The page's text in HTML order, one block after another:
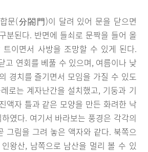
문(分閤門)이 달려 있어 문을 닫으면
분된다. 반면에 들쇠로 문짝을 들어 올
이면서 사방을 조망할 수 있게 된다.
고 연회를 베풀 수 있으며, 여름이나 낮
경치를 즐기면서 모임을 가질 수 있도
로는 계자난간을 설치했고, 기둥과 기
액자 틀과 같은 모양을 만든 화려한 낙
였다. 여기서 바라보는 풍경은 각각의
그림을 그려 놓은 액자와 같다. 북쪽으
왕산, 남쪽으로 남산을 멀리 볼 수 있